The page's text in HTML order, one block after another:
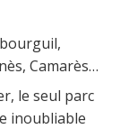
Camarès…
le seul parc
inoubliable